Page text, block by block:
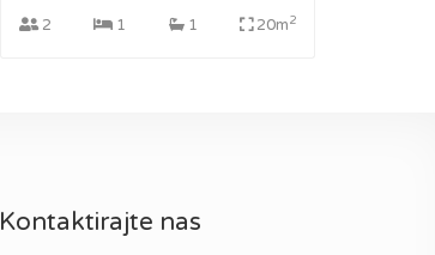
2 1 1 20m2
Kontaktirajte nas